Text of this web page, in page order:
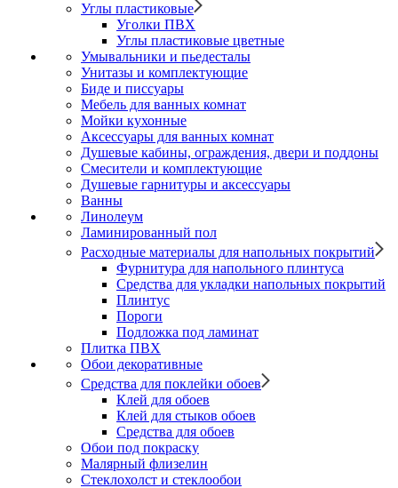
Углы пластиковые
Уголки ПВХ
Углы пластиковые цветные
Умывальники и пьедесталы
Унитазы и комплектующие
Биде и писсуары
Мебель для ванных комнат
Мойки кухонные
Аксессуары для ванных комнат
Душевые кабины, ограждения, двери и поддоны
Смесители и комплектующие
Душевые гарнитуры и аксессуары
Ванны
Линолеум
Ламинированный пол
Расходные материалы для напольных покрытий
Фурнитура для напольного плинтуса
Средства для укладки напольных покрытий
Плинтус
Пороги
Подложка под ламинат
Плитка ПВХ
Обои декоративные
Средства для поклейки обоев
Клей для обоев
Клей для стыков обоев
Средства для обоев
Обои под покраску
Малярный флизелин
Стеклохолст и стеклообои